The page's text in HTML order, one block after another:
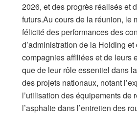
2026, et des progrès réalisés et
futurs.Au cours de la réunion, le
félicité des performances des
d’administration de la Holding et
compagnies affiliées et de leurs
que de leur rôle essentiel dans
des projets nationaux, notant
l’utilisation des équipements de
l’asphalte dans l’entretien des